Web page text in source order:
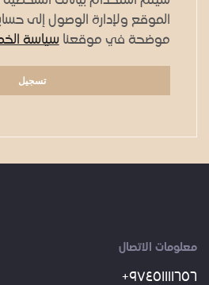
الموقع ولإدارة الوصول إلى
موضحة في موقعنا سياسة
تسجيل
معلومات الاتصال
+٩٧٤٥١١١١٦٥٦